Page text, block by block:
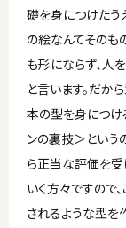
礎を身につけたう
の絵なんてそのも
も形にならず、人
と言います。だか
本の型を身につけ
ンの裏技＞という
ら正当な評価を受
いく方々ですので
されるような型を